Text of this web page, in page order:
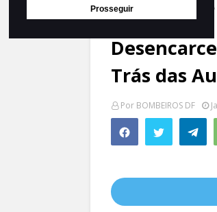
ProsseguirPágina inicial
Custódia
Trás das
Por BOMBEIROS DF